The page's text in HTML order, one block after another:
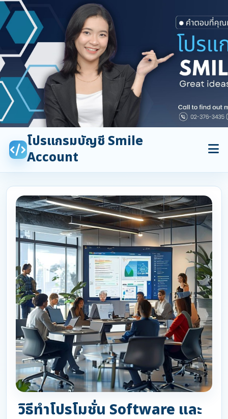
โปรแกรมบัญชี Smile
Account
วิธีทำโปรโมชั่น Software และ